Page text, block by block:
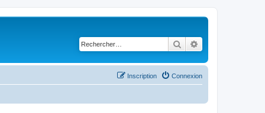
Rechercher
Connexion
Inscription